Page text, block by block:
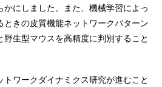
かにしました。また、機械学習によっ
ときの皮質機能ネットワークパターン
生型マウスを高精度に判別すること
ワークダイナミクス研究が進むこと